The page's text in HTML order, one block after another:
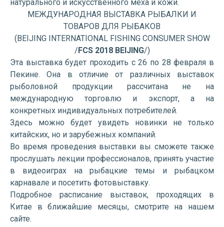
натурального и искусственного меха и кожи.
МЕЖДУНАРОДНАЯ ВЫСТАВКА РЫБАЛКИ И
ТОВАРОВ ДЛЯ РЫБАКОВ
(BEIJING INTERNATIONAL FISHING CONSUMER SHOW
/FCS 2018 BEIJING/)
Эта выставка будет проходить с 26 по 28 февраля в
Пекине. Она в отличие от различных выставок
рыболовной продукции рассчитана не на
международную торговлю и экспорт, а на
конкретных индивидуальных потребителей.
Здесь можно будет увидеть новинки не только
китайских, но и зарубежных компаний.
Во время проведения выставки вы сможете также
прослушать лекции профессионалов, принять участие
в видеоиграх на рыбацкие темы и рыбацком
карнавале и посетить фотовыставку.
Подробное расписание выставок, проходящих в
Китае в ближайшие месяцы, смотрите на нашем
сайте.